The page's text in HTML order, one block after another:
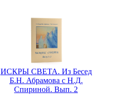
ИСКРЫ СВЕТА. Из Бесед
Б.Н. Абрамова с Н.Д.
Спириной. Вып. 2